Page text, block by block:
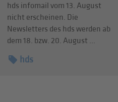
hds infomail vom 13. August
nicht erscheinen. Die
Newsletters des hds werden ab
dem 18. bzw. 20. August ...
hds